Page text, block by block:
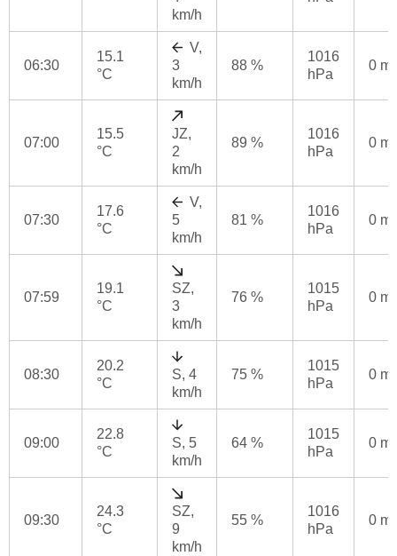
km/h
06:30
15.1
°C
V,
3
km/h
88 %
1016
hPa
0
07:00
15.5
°C
JZ,
2
km/h
89 %
1016
hPa
0
07:30
17.6
°C
V,
5
km/h
81 %
1016
hPa
0
07:59
19.1
°C
SZ,
3
km/h
76 %
1015
hPa
0
08:30
20.2
°C
S, 4
km/h
75 %
1015
hPa
0
09:00
22.8
°C
S, 5
km/h
64 %
1015
hPa
0
09:30
24.3
°C
SZ,
9
km/h
55 %
1016
hPa
0